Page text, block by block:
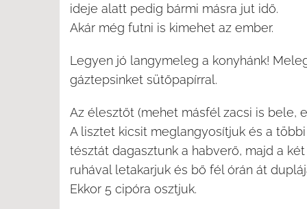
ideje alatt pedig bármi másra jut idő.
Akár még futni is kimehet az ember.
Legyen jó langymeleg a konyhánk!
gáztepsinket sütőpapírral.
Az élesztőt (mehet másfél zacsi is bele,
A lisztet kicsit meglangyosítjuk és a
tésztát dagasztunk a habverő, majd a
ruhával letakarjuk és bő fél órán át
Ekkor 5 cipóra osztjuk.